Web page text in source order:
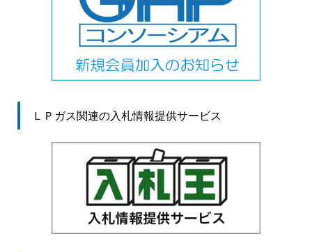
ＬＰガス関連の入札情報提供サービス